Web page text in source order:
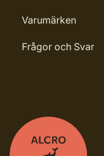
Varumärken
Frågor och Svar